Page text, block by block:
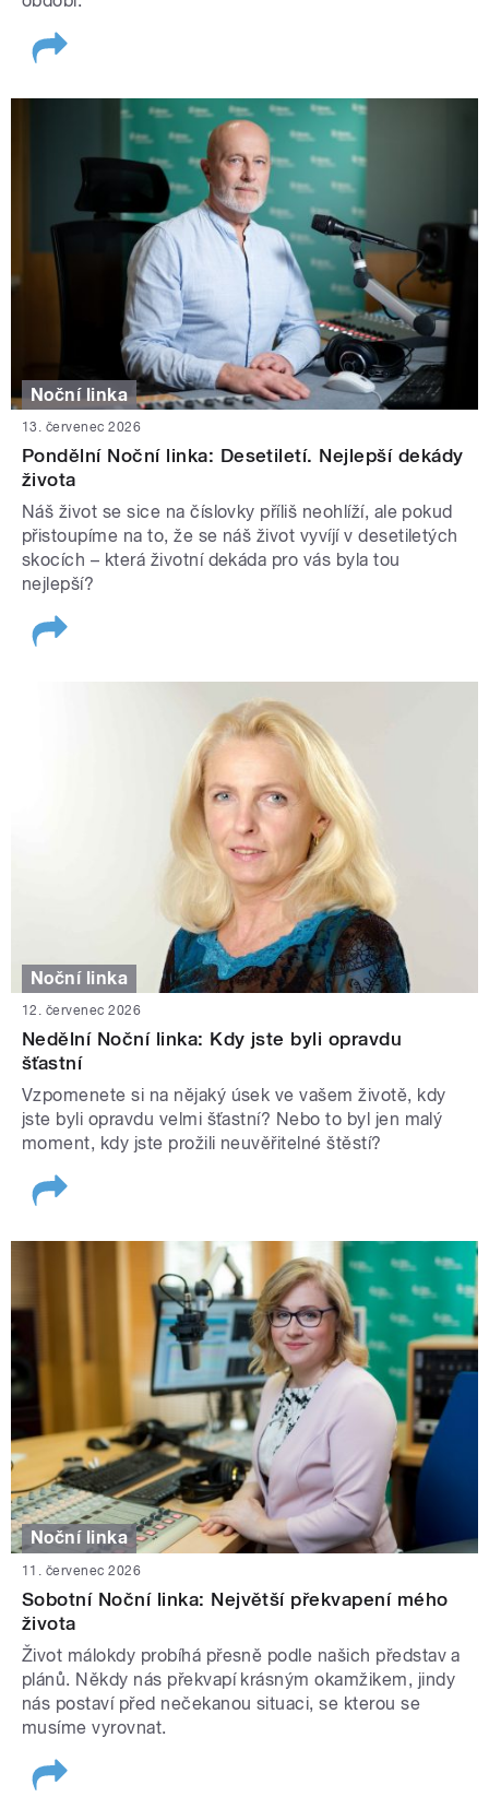
Noční linka
13. červenec 2026
Pondělní Noční linka: Desetiletí. Nejlepší dekády
života
Náš život se sice na číslovky příliš neohlíží, ale pokud
přistoupíme na to, že se náš život vyvíjí v desetiletých
skocích – která životní dekáda pro vás byla tou
nejlepší?
Noční linka
12. červenec 2026
Nedělní Noční linka: Kdy jste byli opravdu
šťastní
Vzpomenete si na nějaký úsek ve vašem životě, kdy
jste byli opravdu velmi šťastní? Nebo to byl jen malý
moment, kdy jste prožili neuvěřitelné štěstí?
Noční linka
11. červenec 2026
Sobotní Noční linka: Největší překvapení mého
života
Život málokdy probíhá přesně podle našich představ a
plánů. Někdy nás překvapí krásným okamžikem, jindy
nás postaví před nečekanou situaci, se kterou se
musíme vyrovnat.